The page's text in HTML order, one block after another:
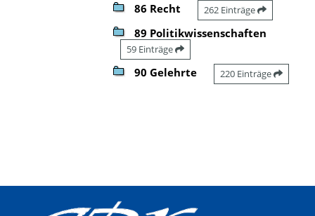
86 Recht 262 Einträge
89 Politikwissenschaften
59 Einträge
90 Gelehrte 220 Einträge